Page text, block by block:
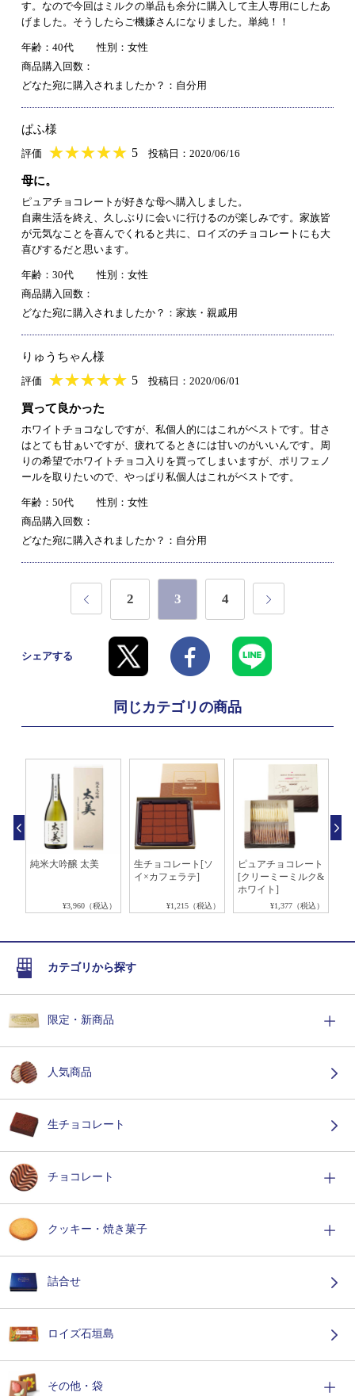
す。なので今回はミルクの単品も余分に購入して主人専用にしたあ
げました。そうしたらご機嫌さんになりました。単純！！
年齢：40代
性別：女性
商品購入回数：
どなた宛に購入されましたか？：自分用
ぱふ様
評価 ★★★★★
★★★★★ 5 投稿日：2020/06/16
母に。
ピュアチョコレートが好きな母へ購入しました。
自粛生活を終え、久しぶりに会いに行けるのが楽しみです。家族皆
が元気なことを喜んでくれると共に、ロイズのチョコレートにも大
喜びするだと思います。
年齢：30代
性別：女性
商品購入回数：
どなた宛に購入されましたか？：家族・親戚用
りゅうちゃん様
評価 ★★★★★
★★★★★ 5 投稿日：2020/06/01
買って良かった
ホワイトチョコなしですが、私個人的にはこれがベストです。甘さ
はとても甘ぁいですが、疲れてるときには甘いのがいいんです。周
りの希望でホワイトチョコ入りを買ってしまいますが、ポリフェノ
ールを取りたいので、やっぱり私個人はこれがベストです。
年齢：50代
性別：女性
商品購入回数：
どなた宛に購入されましたか？：自分用
2 3 4
シェアする
同じカテゴリの商品
純米大吟醸 太美
¥3,960（税込）
生チョコレート[ソ
イ×カフェラテ]
¥1,215（税込）
ピュアチョコレート
[クリーミーミルク&
ホワイト]
¥1,377（税込）
カテゴリから探す
限定・新商品
人気商品
生チョコレート
チョコレート
クッキー・焼き菓子
詰合せ
ロイズ石垣島
その他・袋